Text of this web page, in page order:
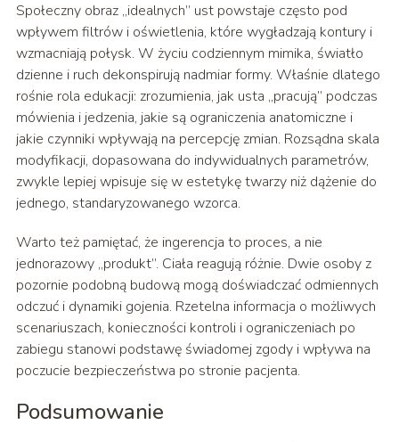
Społeczny obraz „idealnych” ust powstaje często pod
wpływem filtrów i oświetlenia, które wygładzają kontury i
wzmacniają połysk. W życiu codziennym mimika, światło
dzienne i ruch dekonspirują nadmiar formy. Właśnie dlatego
rośnie rola edukacji: zrozumienia, jak usta „pracują” podczas
mówienia i jedzenia, jakie są ograniczenia anatomiczne i
jakie czynniki wpływają na percepcję zmian. Rozsądna skala
modyfikacji, dopasowana do indywidualnych parametrów,
zwykle lepiej wpisuje się w estetykę twarzy niż dążenie do
jednego, standaryzowanego wzorca.
Warto też pamiętać, że ingerencja to proces, a nie
jednorazowy „produkt”. Ciała reagują różnie. Dwie osoby z
pozornie podobną budową mogą doświadczać odmiennych
odczuć i dynamiki gojenia. Rzetelna informacja o możliwych
scenariuszach, konieczności kontroli i ograniczeniach po
zabiegu stanowi podstawę świadomej zgody i wpływa na
poczucie bezpieczeństwa po stronie pacjenta.
Podsumowanie